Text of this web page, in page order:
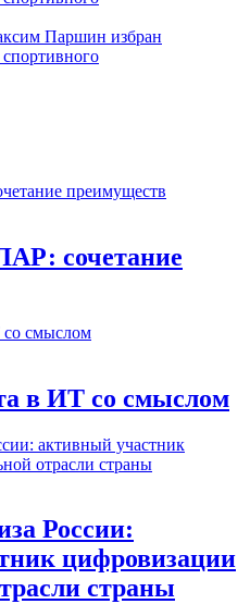
Паршин избран
сочетание
в ИТ со смыслом
России:
цифровизации
страны